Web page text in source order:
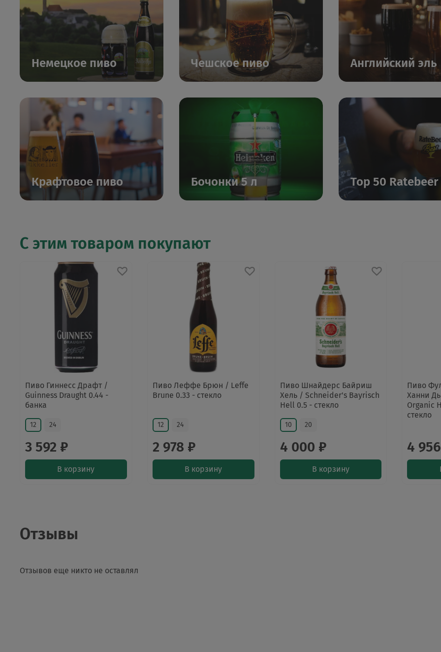
Немецкое пиво Чешское пиво Английский эль
Крафтовое пиво Бочонки 5 л Top 50 Ratebeer
С этим товаром покупают
Пиво Гиннесс Драфт /
Guinness Draught 0.44 -
банка
12 24
3 592 ₽
В корзину
Пиво Леффе Брюн / Leffe
Brune 0.33 - стекло
12 24
2 978 ₽
В корзину
Пиво Шнайдерс Байриш
Хель / Schneider's Bayrisch
Hell 0.5 - стекло
10 20
4 000 ₽
В корзину
Пиво
Ханни
Organic
стекло
4
Отзывы
Отзывов еще никто не оставлял